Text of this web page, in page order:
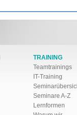
TRAINING
Teamtrainings
IT-Training
Seminare A-Z
Lernformen